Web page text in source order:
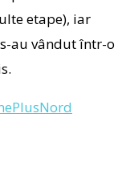
etape), iar
au vândut într-o